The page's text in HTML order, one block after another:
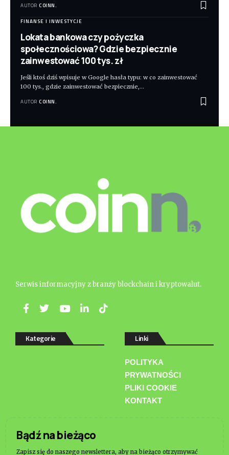
AUTOR COINN.
FINANSE I INWESTYCJE
Lokata bankowa czy pożyczka
społecznościowa? Gdzie bezpiecznie
zainwestować 100 tys. zł
Jeśli ktoś dziś wpisuje w Google hasła typu: w co zainwestować
100 tys., gdzie zainwestować bezpiecznie,…
AUTOR COINN.
Serwis informacyjny z branży blockchain i kryptowalut.
Kategorie Linki
POLITYKA
PRYWATNOŚCI
PLIKI COOKIE
KONTAKT
Bądź na bieżąco
Zapisz się do naszego newslettera, aby na bieżąco otrzymywać